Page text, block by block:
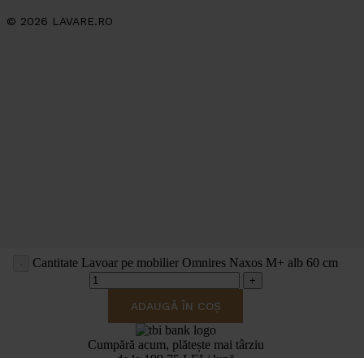
Cantitate Lavoar pe mobilier Omnires Naxos M+ alb 60 cm
ADAUGĂ ÎN COȘ
Cumpără acum, plătește mai târziu
© 2026 LAVARE.RO